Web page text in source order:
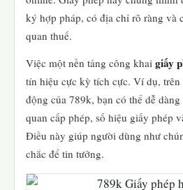
ký hợp pháp, có địa chỉ rõ ràng và
quan thuế.
Việc một nền tảng công khai giấy
tín hiệu cực kỳ tích cực. Ví dụ, trên
động của 789k, bạn có thể dễ
quan cấp phép, số hiệu giấy phép
Điều này giúp người dùng như
chắc để tin tưởng.